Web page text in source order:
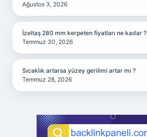
Ağustos 3, 2026
İzeltaş 280 mm kerpeten fiyatları ne kadar ?
Temmuz 30, 2026
Sıcaklık artarsa yüzey gerilimi artar mı ?
Temmuz 28, 2026